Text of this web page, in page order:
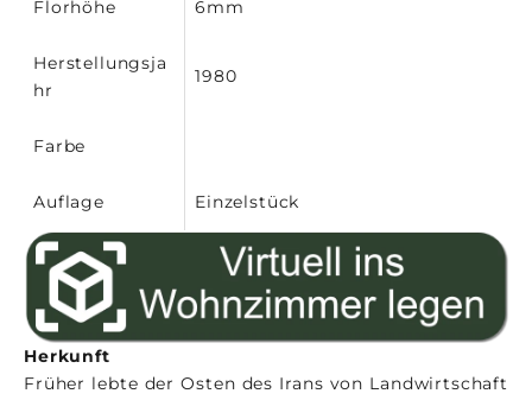
Florhöhe 6mm
Herstellungsja
hr
1980
Farbe
Auflage Einzelstück
Herkunft
Früher lebte der Osten des Irans von Landwirtschaft